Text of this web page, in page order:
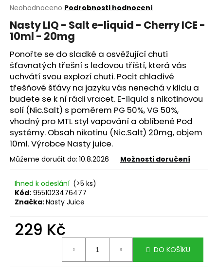
Průměrné
produktu
je
z
5
hvězdiček.
Neohodnoceno Podrobnosti hodnocení
Nasty LIQ - Salt e-liquid - Cherry ICE -
10ml - 20mg
Ponořte se do sladké a osvěžující chuti
šťavnatých třešní s ledovou tříští, která vás
uchvátí svou explozí chuti. Pocit chladivé
třešňové šťávy na jazyku vás nenechá v klidu a
budete se k ní rádi vracet. E-liquid s nikotinovou
solí (Nic.Salt) s poměrem PG 50%,VG 50%,
vhodný pro MTL styl vapování a oblíbené Pod
systémy. Obsah nikotinu (Nic.Salt) 20mg, objem
10ml. Výrobce Nasty juice.
Můžeme doručit do: 10.8.2026 Možnosti doručení
Ihned k odeslání (>5 ks)
Kód: 9551023476477
Značka:Nasty Juice
229 Kč
DO KOŠÍKU
a
j
í
t
?
HLEDAT
D
o
o
u
č
u